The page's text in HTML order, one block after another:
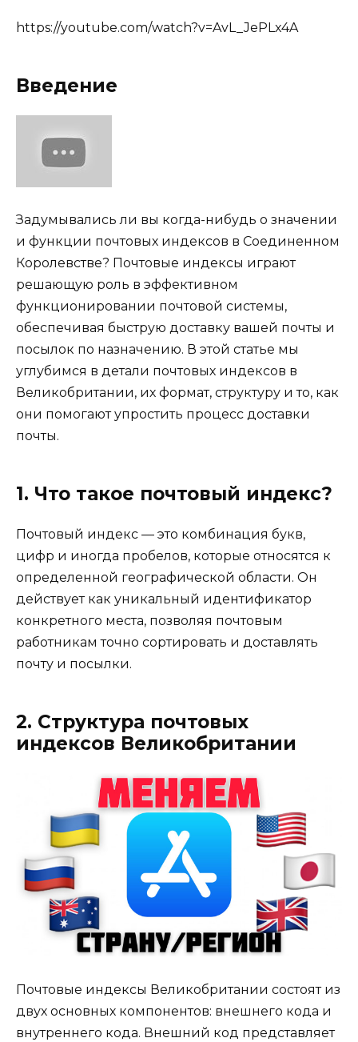
https://youtube.com/watch?v=AvL_JePLx4A
Введение
Задумывались ли вы когда-нибудь о значении
и функции почтовых индексов в Соединенном
Королевстве? Почтовые индексы играют
решающую роль в эффективном
функционировании почтовой системы,
обеспечивая быструю доставку вашей почты и
посылок по назначению. В этой статье мы
углубимся в детали почтовых индексов в
Великобритании, их формат, структуру и то, как
они помогают упростить процесс доставки
почты.
1. Что такое почтовый индекс?
Почтовый индекс — это комбинация букв,
цифр и иногда пробелов, которые относятся к
определенной географической области. Он
действует как уникальный идентификатор
конкретного места, позволяя почтовым
работникам точно сортировать и доставлять
почту и посылки.
2. Структура почтовых
индексов Великобритании
Почтовые индексы Великобритании состоят из
двух основных компонентов: внешнего кода и
внутреннего кода. Внешний код представляет